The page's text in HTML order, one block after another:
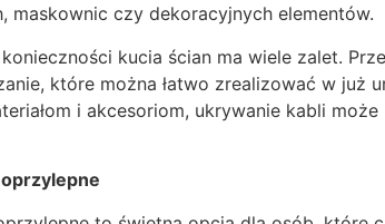
maskownic czy dekoracyjnych elementów.
kucia ścian ma wiele zalet.
które można łatwo zrealizować w już
i akcesoriom, ukrywanie kabli